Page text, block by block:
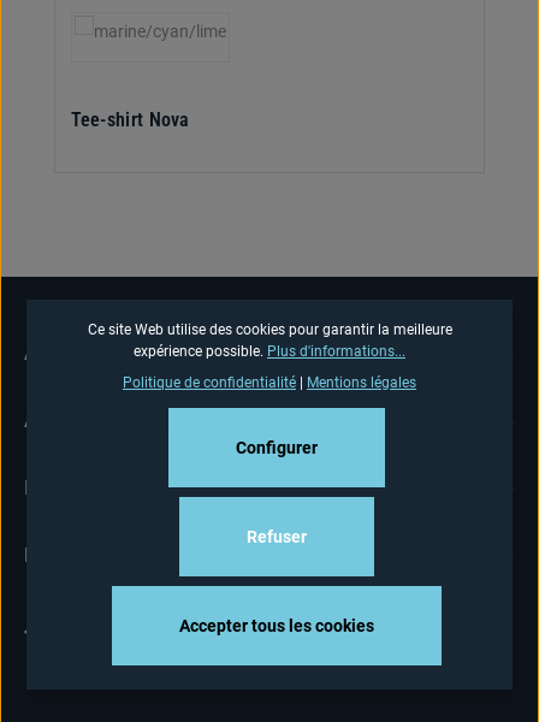
Tee-shirt Nova
ASSISTANCE TÉLÉPHONIQUE
ASSISTANCE BOUTIQUE
INFORMATIONS
Ce site Web utilise des cookies pour garantir la meilleure
expérience possible. Plus d'informations...
Politique de confidentialité
Mentions légales
Refuser
Configurer
Accepter tous les cookies